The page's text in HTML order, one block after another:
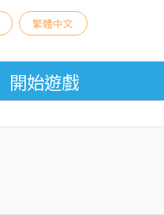
繁體中文
開始遊戲